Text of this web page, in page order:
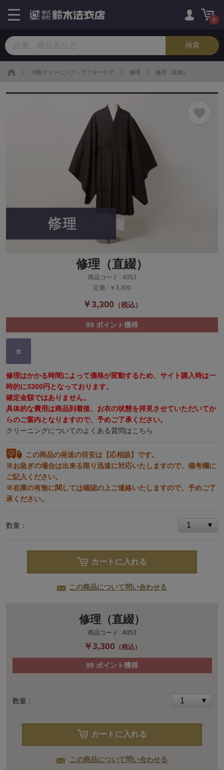
0
toggle
navigation
宅配クリーニング・アフターケア 修理 修理（直綴）
修理（直綴）
商品コード : 4053
定価 : ￥3,300
￥3,300（税込）
99 ポイント獲得
修理はかかる時間によって価格が変動するため、サイト購入時は一
時的に3300円となっております。
確定金額ではありません。
具体的な費用は商品到着後、お衣の状態を拝見させていただいてか
らのご案内となりますので、予めご了承ください。
クリーニングについてのよくある質問はこちら
この商品の発送の目安は【応相談】です。
※お急ぎの場合は出来る限り迅速に対応いたしますので、備考欄に
ご記入ください。
※在庫の有無に関しては確認の上ご連絡いたしますので、予めご了
承ください。
数量：
カートに入れる
この商品について問い合わせる
修理（直綴）
商品コード : 4053
￥3,300 （税込）
99 ポイント獲得
数量：
カートに入れる
この商品について問い合わせる